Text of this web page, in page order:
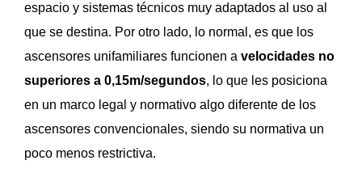
espacio y sistemas técnicos muy adaptados al uso al
que se destina. Por otro lado, lo normal, es que los
ascensores unifamiliares funcionen a velocidades no
superiores a 0,15m/segundos, lo que les posiciona
en un marco legal y normativo algo diferente de los
ascensores convencionales, siendo su normativa un
poco menos restrictiva.